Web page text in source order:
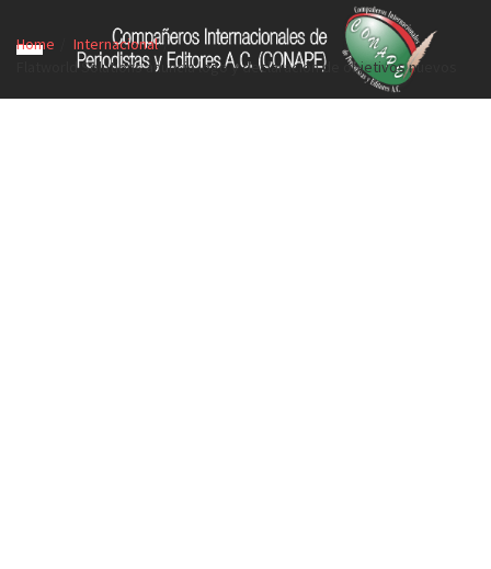
Home
Internacional
Flatworld Solutions anuncia logo y declaración de objetivos nuevos